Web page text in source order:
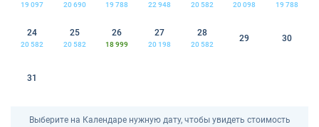
19 097 20 690 19 788 22 948 20 582 20 098 19 788
24
20 582
25
20 582
26
18 999
27
20 198
28
20 582
29 30
31
Выберите на Календаре нужную дату, чтобы увидеть стоимость